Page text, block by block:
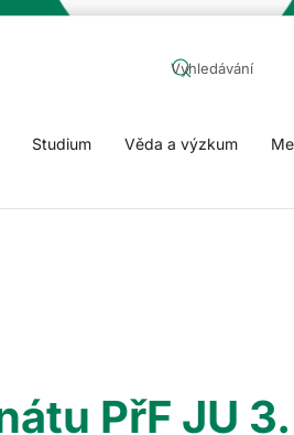
Studium Věda a výzkum
PřF JU